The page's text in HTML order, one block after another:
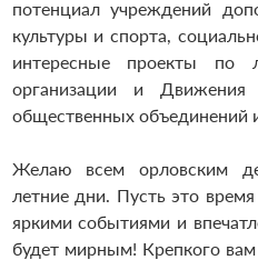
потенциал учреждений
культуры и спорта,
интересные проекты по
организации и
общественных объединений
Желаю всем орловским
летние дни. Пусть это
яркими событиями и
будет мирным! Крепкого вам